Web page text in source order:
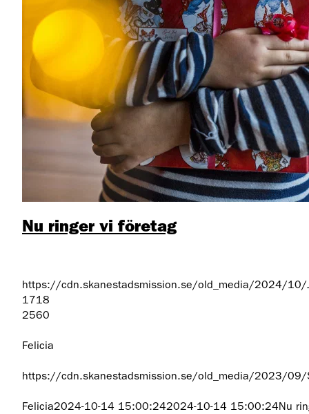
Nu ringer vi företag
https://cdn.skanestadsmission.se/old_media/2024/10/
1718
2560
Felicia
https://cdn.skanestadsmission.se/old_media/2023/09/
Felicia2024-10-14 15:00:242024-10-14 15:00:24Nu